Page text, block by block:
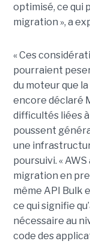
optimisé, ce qui
migration », a
« Ces
pourraient
du moteur que
encore déclaré
difficultés liées
poussent
une
poursuivi. «
migration en
même API Bulk
ce qui signifie
nécessaire au
code des